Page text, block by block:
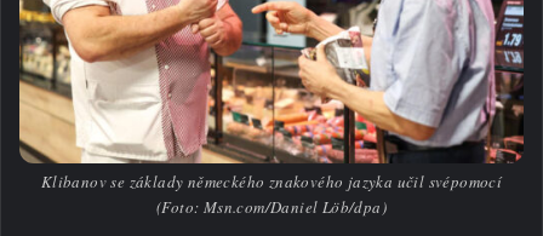
Klibanov se základy německého znakového jazyka učil svépomocí
(Foto: Msn.com/Daniel Löb/dpa)